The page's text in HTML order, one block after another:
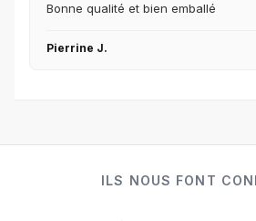
Bonne qualité et bien emballé
Pierrine J.
ILS NOUS FONT